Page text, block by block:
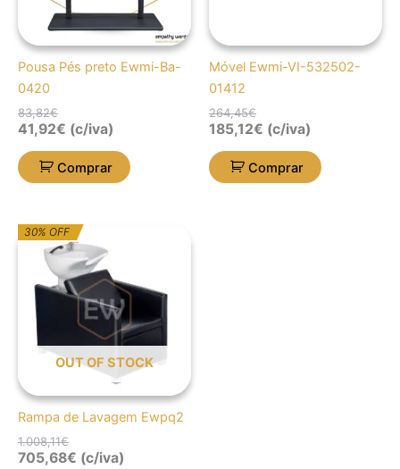
Pousa Pés preto Ewmi-Ba-
0420
83,82€
41,92€ (c/iva)
Comprar
Móvel Ewmi-VI-532502-
01412
264,45€
185,12€ (c/iva)
Comprar
30% OFF
OUT OF STOCK
Rampa de Lavagem Ewpq2
1.008,11€
O
preço
original
era:
1.008,11€.
O
preço
atual
é:
705,68€.
705,68€ (c/iva)